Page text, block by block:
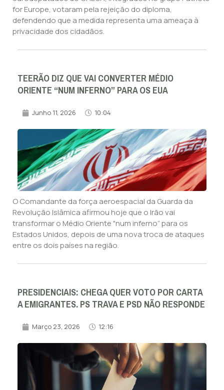
for Europe, votaram pela rejeição do diploma,
defendendo que a medida representa uma ameaça à
privacidade dos cidadãos.
TEERÃO DIZ QUE VAI CONVERTER MÉDIO
ORIENTE “NUM INFERNO” PARA OS EUA
Junho 11, 2026 10:04
O Comandante da força aeroespacial da Guarda da
Revolução Islâmica afirmou hoje que o Irão vai
transformar o Médio Oriente "num inferno” para os
Estados Unidos, depois de uma nova troca de ataques
entre os dois países na região.
PRESIDENCIAIS: CHEGA QUER VOTO POR CARTA
A EMIGRANTES. PS TRAVA E PSD NÃO RESPONDE
Março 23, 2026 12:16